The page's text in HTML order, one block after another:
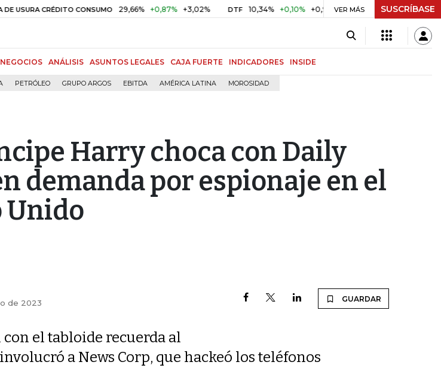
CRÉDITO CONSUMO 29,66% +0,87% +3,02% DTF 10,34% +0,10% +0,98% UVR $ 416,91 +$ 0,05 +0,01%
VER MÁS SUSCRÍBASE
ANÁLISIS ASUNTOS LEGALES CAJA FUERTE INDICADORES INSIDE
PETRÓLEO GRUPO ARGOS EBITDA AMÉRICA LATINA MOROSIDAD
Harry choca con Daily
demanda por espionaje en el
Unido
de 2023 GUARDAR
con el tabloide recuerda al
a News Corp, que hackeó los teléfonos